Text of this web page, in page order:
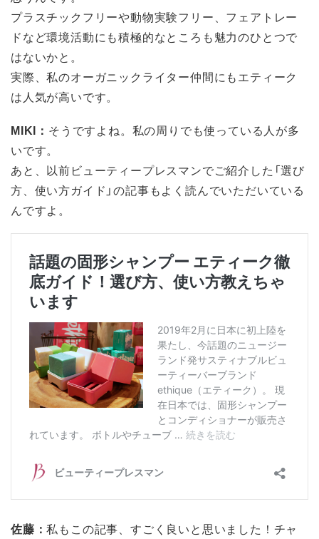
プラスチックフリーや動物実験フリー、フェアトレー
ドなど環境活動にも積極的なところも魅力のひとつで
はないかと。
実際、私のオーガニックライター仲間にもエティーク
は人気が高いです。
MIKI： そうですよね。私の周りでも使っている人が多
いです。
あと、以前ビューティープレスマンでご紹介した「選び
方、使い方ガイド」の記事もよく読んでいただいている
んですよ。
佐藤：私もこの記事、すごく良いと思いました！チャ